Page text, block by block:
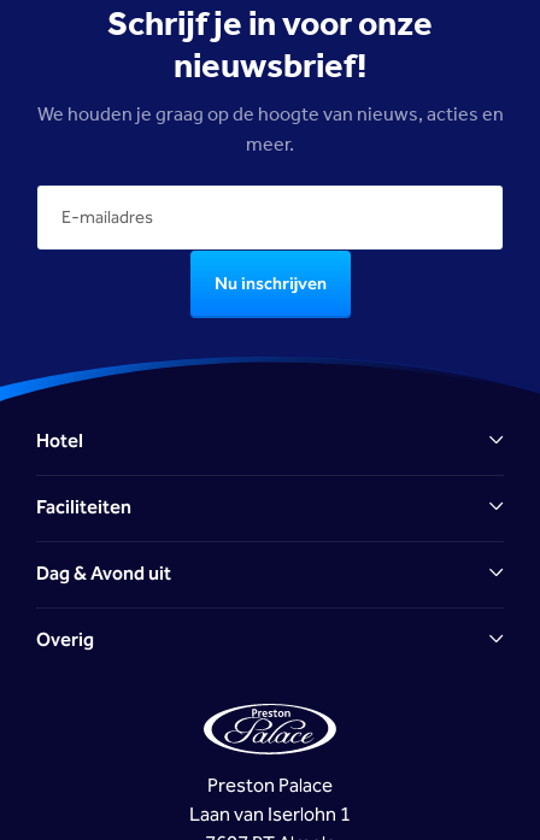
Schrijf je in voor onze
nieuwsbrief!
We houden je graag op de hoogte van nieuws, acties en
meer.
Nu inschrijven
Hotel
Faciliteiten
Dag & Avond uit
Overig
Preston Palace
Laan van Iserlohn 1